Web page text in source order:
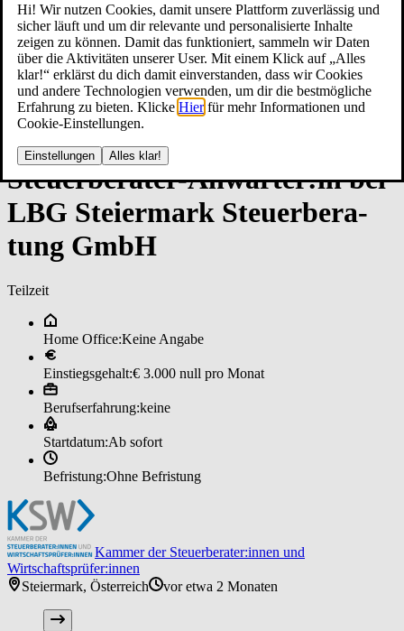
Hi! Wir nutzen Cookies, damit unsere Plattform zuverlässig und
sicher läuft und um dir relevante und personalisierte Inhalte
zeigen zu können. Damit das funktioniert, sammeln wir Daten
über die Aktivitäten unserer User. Mit einem Klick auf „Alles
klar!“ erklärst du dich damit einverstanden, dass wir Cookies
und andere Technologien verwenden, um dir die bestmögliche
Erfahrung zu bieten. Klicke Hier für mehr Informationen und
Cookie-Einstellungen.
Einstellungen Alles klar!
Steu­er­be­ra­ter-­An­wär­ter:in bei
LB­G Stei­er­mar­k ­Steu­er­be­ra­
tun­g GmbH
Teilzeit
Home Office:Keine Angabe
Einstiegsgehalt:€ 3.000 null pro Monat
Berufserfahrung:keine
Startdatum:Ab sofort
Befristung:Ohne Befristung
Kammer der Steuerberater:innen und
Wirtschaftsprüfer:innen
Steiermark, Österreich
vor etwa 2 Monaten